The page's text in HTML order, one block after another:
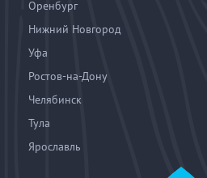
Оренбург
Нижний Новгород
Уфа
Ростов-на-Дону
Челябинск
Тула
Ярославль